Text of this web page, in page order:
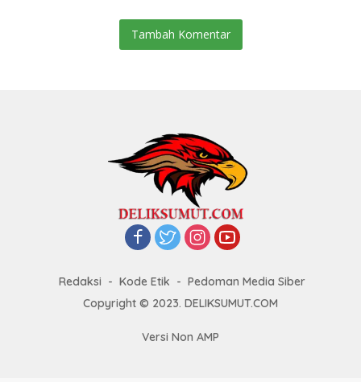
Tambah Komentar
Redaksi Kode Etik
Pedoman Media Siber
Copyright © 2023. DELIKSUMUT.COM
Versi Non AMP